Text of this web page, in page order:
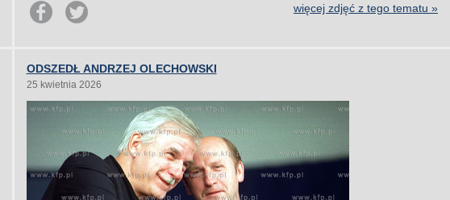
więcej zdjęć z tego tematu »
ODSZEDŁ ANDRZEJ OLECHOWSKI
25 kwietnia 2026